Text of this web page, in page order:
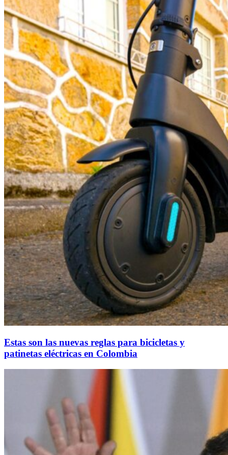
Estas son las nuevas reglas para bicicletas y
patinetas eléctricas en Colombia